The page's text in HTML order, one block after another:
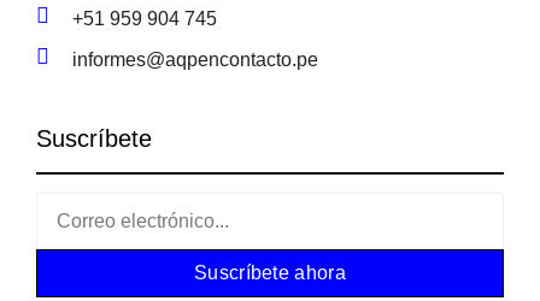
+51 959 904 745
informes@aqpencontacto.pe
Suscríbete
Suscríbete ahora